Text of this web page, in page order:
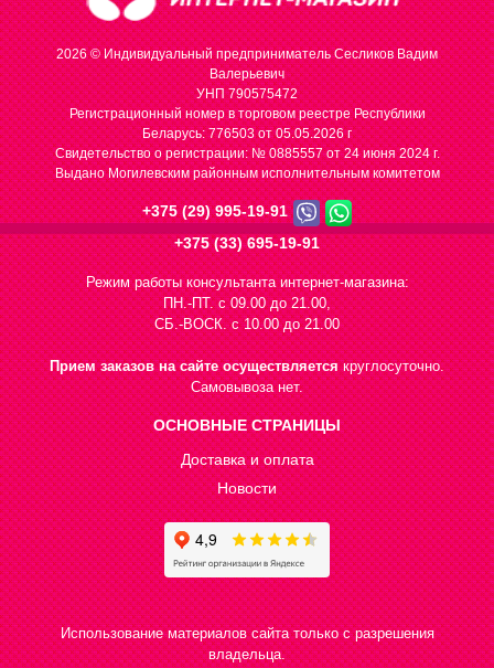
2026 © Индивидуальный предприниматель Сесликов Вадим
Валерьевич
УНП 790575472
Регистрационный номер в торговом реестре Республики
Беларусь: 776503 от 05.05.2026 г
Cвидетельство о регистрации: № 0885557 от 24 июня 2024 г.
Выдано Могилевским районным исполнительным комитетом
+375 (29) 995-19-91
+375 (33) 695-19-91
Режим работы консультанта интернет-магазина:
ПН.-ПТ. с 09.00 до 21.00,
СБ.-ВОСК. с 10.00 до 21.00
Прием заказов на сайте осуществляетсякруглосуточно.
Самовывоза нет.
ОСНОВНЫЕ СТРАНИЦЫ
Доставка и оплата
Новости
Использование материалов сайта только с разрешения
владельца.